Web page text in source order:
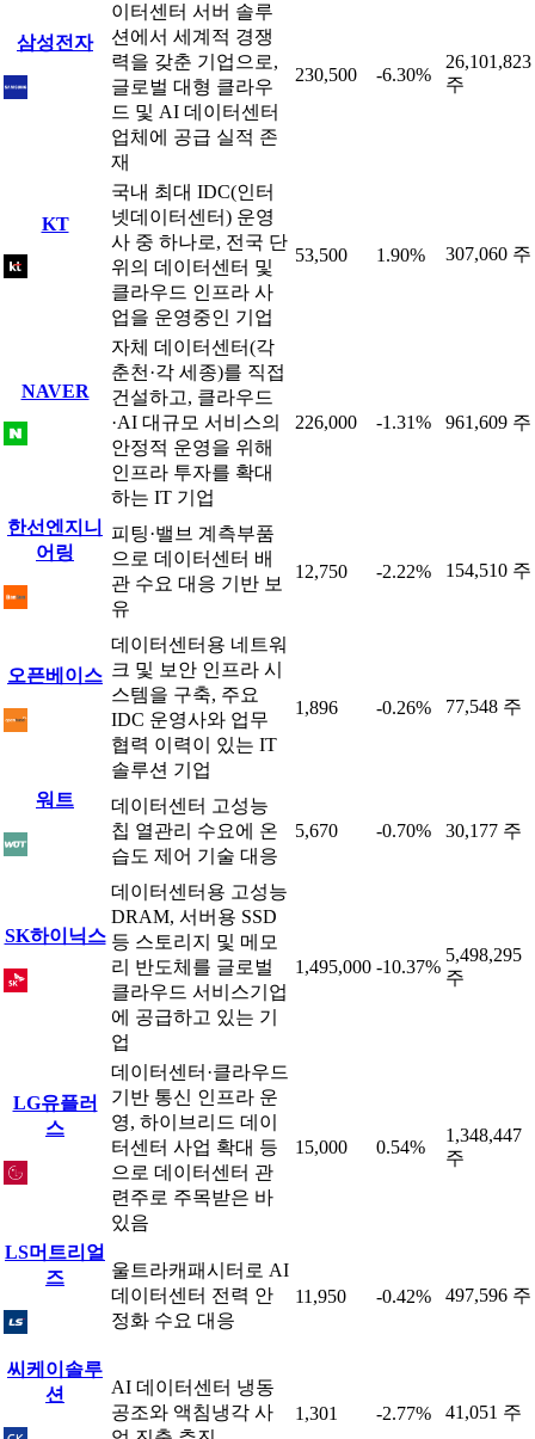
삼성전자
이터센터 서버 솔루
션에서 세계적 경쟁
력을 갖춘 기업으로,
글로벌 대형 클라우
드 및 AI 데이터센터
업체에 공급 실적 존
재
230,500 -6.30%
26,101,823
주
KT
국내 최대 IDC(인터
넷데이터센터) 운영
사 중 하나로, 전국 단
위의 데이터센터 및
클라우드 인프라 사
업을 운영중인 기업
53,500 1.90% 307,060 주
NAVER
자체 데이터센터(각
춘천·각 세종)를 직접
건설하고, 클라우드
·AI 대규모 서비스의
안정적 운영을 위해
인프라 투자를 확대
하는 IT 기업
226,000 -1.31% 961,609 주
한선엔지니
어링
피팅·밸브 계측부품
으로 데이터센터 배
관 수요 대응 기반 보
유
12,750 -2.22% 154,510 주
오픈베이스
데이터센터용 네트워
크 및 보안 인프라 시
스템을 구축, 주요
IDC 운영사와 업무
협력 이력이 있는 IT
솔루션 기업
1,896 -0.26% 77,548 주
워트
데이터센터 고성능
칩 열관리 수요에 온
습도 제어 기술 대응
5,670 -0.70% 30,177 주
SK하이닉스
데이터센터용 고성능
DRAM, 서버용 SSD
등 스토리지 및 메모
리 반도체를 글로벌
클라우드 서비스기업
에 공급하고 있는 기
업
1,495,000 -10.37%
5,498,295
주
LG유플러
스
데이터센터·클라우드
기반 통신 인프라 운
영, 하이브리드 데이
터센터 사업 확대 등
으로 데이터센터 관
련주로 주목받은 바
있음
15,000 0.54%
1,348,447
주
LS머트리얼
즈
울트라캐패시터로 AI
데이터센터 전력 안
정화 수요 대응
11,950 -0.42% 497,596 주
씨케이솔루
션
AI 데이터센터 냉동
공조와 액침냉각 사
1,301 -2.77% 41,051 주